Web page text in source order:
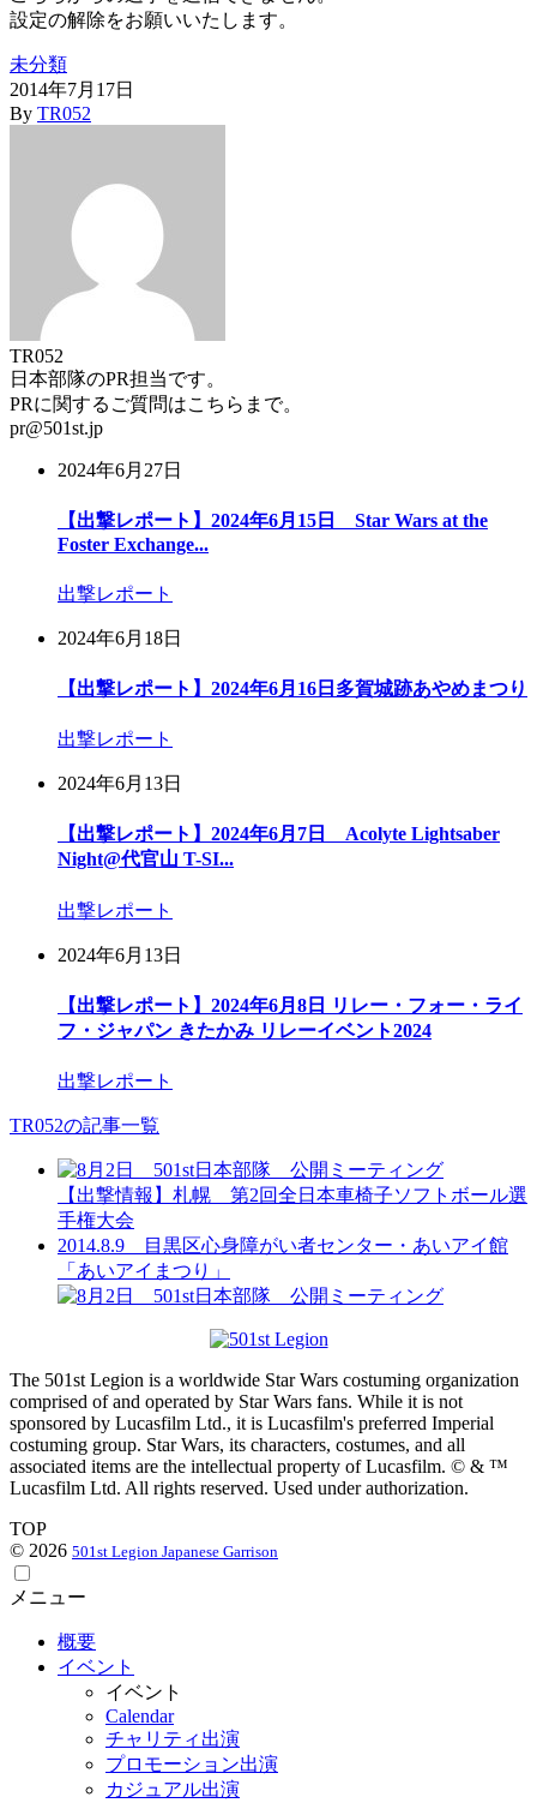
設定の解除をお願いいたします。
未分類
2014年7月17日
By TR052
TR052
日本部隊のPR担当です。
PRに関するご質問はこちらまで。
pr@501st.jp
2024年6月27日
【出撃レポート】2024年6月15日 Star Wars at the
Foster Exchange...
出撃レポート
2024年6月18日
【出撃レポート】2024年6月16日多賀城跡あやめまつり
出撃レポート
2024年6月13日
【出撃レポート】2024年6月7日 Acolyte Lightsaber
Night@代官山 T-SI...
出撃レポート
2024年6月13日
【出撃レポート】2024年6月8日 リレー・フォー・ライ
フ・ジャパン きたかみ リレーイベント2024
出撃レポート
TR052の記事一覧
【出撃情報】札幌 第2回全日本車椅子ソフトボール選
手権大会
2014.8.9 目黒区心身障がい者センター・あいアイ館
「あいアイまつり」
The 501st Legion is a worldwide Star Wars costuming organization
comprised of and operated by Star Wars fans. While it is not
sponsored by Lucasfilm Ltd., it is Lucasfilm's preferred Imperial
costuming group. Star Wars, its characters, costumes, and all
associated items are the intellectual property of Lucasfilm. © & ™
Lucasfilm Ltd. All rights reserved. Used under authorization.
TOP
© 2026 501st Legion Japanese Garrison
メニュー
概要
イベント
イベント
Calendar
チャリティ出演
プロモーション出演
カジュアル出演